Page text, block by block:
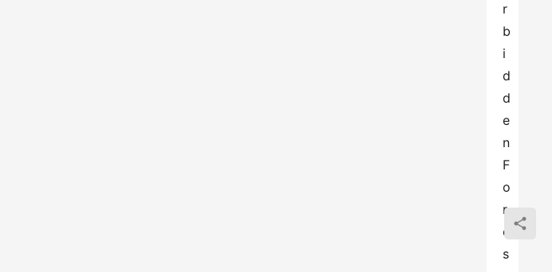
r
b
i
d
d
e
n
F
o
r
e
s